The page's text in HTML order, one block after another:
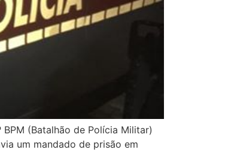
(Batalhão de Polícia Militar)
um mandado de prisão em